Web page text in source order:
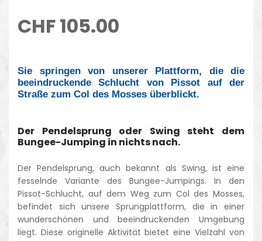
CHF105.00
Sie springen von unserer Plattform, die die
beeindruckende Schlucht von Pissot auf der
Straße zum Col des Mosses überblickt.
Der Pendelsprung oder Swing steht dem
Bungee-Jumping in nichts nach.
Der Pendelsprung, auch bekannt als Swing, ist eine
fesselnde Variante des Bungee-Jumpings. In den
Pissot-Schlucht, auf dem Weg zum Col des Mosses,
befindet sich unsere Sprungplattform, die in einer
wunderschönen und beeindruckenden Umgebung
liegt. Diese originelle Aktivität bietet eine Vielzahl von